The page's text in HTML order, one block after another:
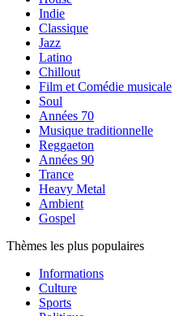
Indie
Classique
Jazz
Latino
Chillout
Film et Comédie musicale
Soul
Années 70
Musique traditionnelle
Reggaeton
Années 90
Trance
Heavy Metal
Ambient
Gospel
Thèmes les plus populaires
Informations
Culture
Sports